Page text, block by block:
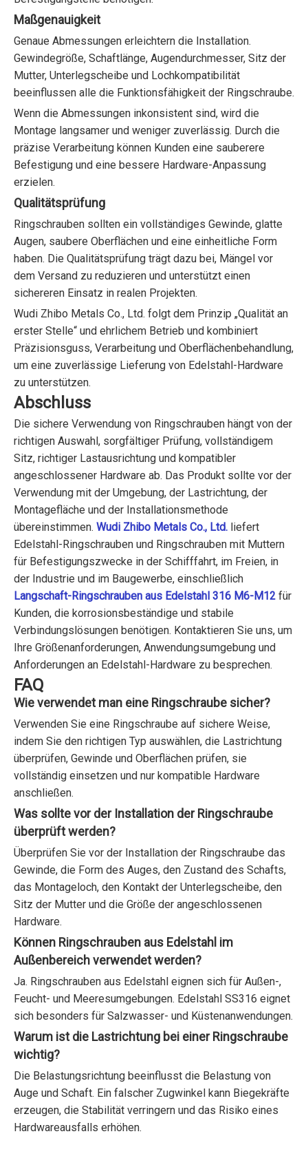
Maßgenauigkeit
Genaue Abmessungen erleichtern die Installation.
Gewindegröße, Schaftlänge, Augendurchmesser, Sitz der
Mutter, Unterlegscheibe und Lochkompatibilität
beeinflussen alle die Funktionsfähigkeit der Ringschraube.
Wenn die Abmessungen inkonsistent sind, wird die
Montage langsamer und weniger zuverlässig. Durch die
präzise Verarbeitung können Kunden eine sauberere
Befestigung und eine bessere Hardware-Anpassung
erzielen.
Qualitätsprüfung
Ringschrauben sollten ein vollständiges Gewinde, glatte
Augen, saubere Oberflächen und eine einheitliche Form
haben. Die Qualitätsprüfung trägt dazu bei, Mängel vor
dem Versand zu reduzieren und unterstützt einen
sichereren Einsatz in realen Projekten.
Wudi Zhibo Metals Co., Ltd. folgt dem Prinzip „Qualität an
erster Stelle“ und ehrlichem Betrieb und kombiniert
Präzisionsguss, Verarbeitung und Oberflächenbehandlung,
um eine zuverlässige Lieferung von Edelstahl-Hardware
zu unterstützen.
Abschluss
Die sichere Verwendung von Ringschrauben hängt von der
richtigen Auswahl, sorgfältiger Prüfung, vollständigem
Sitz, richtiger Lastausrichtung und kompatibler
angeschlossener Hardware ab. Das Produkt sollte vor der
Verwendung mit der Umgebung, der Lastrichtung, der
Montagefläche und der Installationsmethode
übereinstimmen. Wudi Zhibo Metals Co., Ltd. liefert
Edelstahl-Ringschrauben und Ringschrauben mit Muttern
für Befestigungszwecke in der Schifffahrt, im Freien, in
der Industrie und im Baugewerbe, einschließlich
Langschaft-Ringschrauben aus Edelstahl 316 M6-M12 für
Kunden, die korrosionsbeständige und stabile
Verbindungslösungen benötigen. Kontaktieren Sie uns, um
Ihre Größenanforderungen, Anwendungsumgebung und
Anforderungen an Edelstahl-Hardware zu besprechen.
FAQ
Wie verwendet man eine Ringschraube sicher?
Verwenden Sie eine Ringschraube auf sichere Weise,
indem Sie den richtigen Typ auswählen, die Lastrichtung
überprüfen, Gewinde und Oberflächen prüfen, sie
vollständig einsetzen und nur kompatible Hardware
anschließen.
Was sollte vor der Installation der Ringschraube
überprüft werden?
Überprüfen Sie vor der Installation der Ringschraube das
Gewinde, die Form des Auges, den Zustand des Schafts,
das Montageloch, den Kontakt der Unterlegscheibe, den
Sitz der Mutter und die Größe der angeschlossenen
Hardware.
Können Ringschrauben aus Edelstahl im
Außenbereich verwendet werden?
Ja. Ringschrauben aus Edelstahl eignen sich für Außen-,
Feucht- und Meeresumgebungen. Edelstahl SS316 eignet
sich besonders für Salzwasser- und Küstenanwendungen.
Warum ist die Lastrichtung bei einer Ringschraube
wichtig?
Die Belastungsrichtung beeinflusst die Belastung von
Auge und Schaft. Ein falscher Zugwinkel kann Biegekräfte
erzeugen, die Stabilität verringern und das Risiko eines
Hardwareausfalls erhöhen.